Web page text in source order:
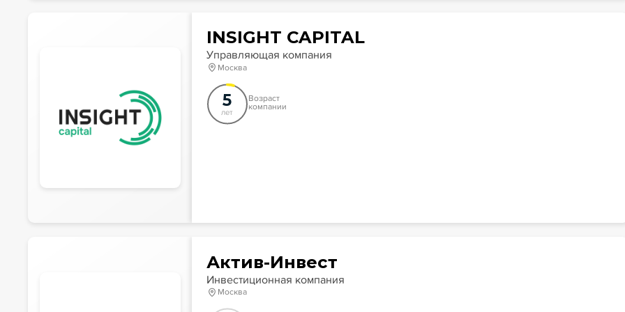
INSIGHT CAPITAL
Управляющая компания
Москва
5
лет
Возраст
компании
Актив-Инвест
Инвестиционная компания
Москва